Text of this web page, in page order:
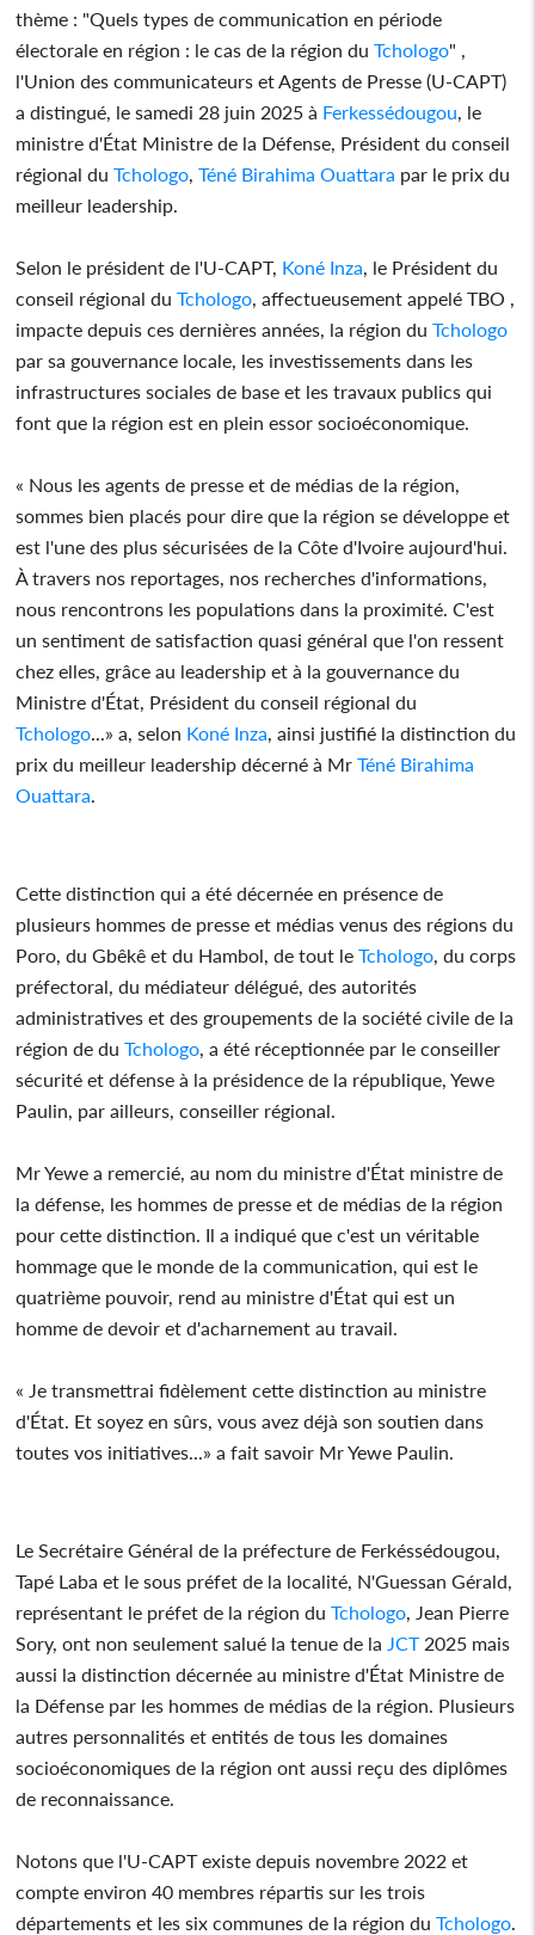
thème : "Quels types de communication en période
électorale en région : le cas de la région du Tchologo" ,
l'Union des communicateurs et Agents de Presse (U-CAPT)
a distingué, le samedi 28 juin 2025 à Ferkessédougou , le
ministre d'État Ministre de la Défense, Président du conseil
régional du Tchologo Téné Birahima Ouattara par le prix du
meilleur leadership.
Selon le président de l'U-CAPT, Koné Inza , le Président du
conseil régional du Tchologo , affectueusement appelé TBO ,
impacte depuis ces dernières années, la région du Tchologo
par sa gouvernance locale, les investissements dans les
infrastructures sociales de base et les travaux publics qui
font que la région est en plein essor socioéconomique.
« Nous les agents de presse et de médias de la région,
sommes bien placés pour dire que la région se développe et
est l'une des plus sécurisées de la Côte d'Ivoire aujourd'hui.
À travers nos reportages, nos recherches d'informations,
nous rencontrons les populations dans la proximité. C'est
un sentiment de satisfaction quasi général que l'on ressent
chez elles, grâce au leadership et à la gouvernance du
Ministre d'État, Président du conseil régional du
Tchologo ...» a, selon Koné Inza , ainsi justifié la distinction du
prix du meilleur leadership décerné à Mr Téné Birahima
Ouattara
Cette distinction qui a été décernée en présence de
plusieurs hommes de presse et médias venus des régions du
Poro, du Gbêkê et du Hambol, de tout le Tchologo , du corps
préfectoral, du médiateur délégué, des autorités
administratives et des groupements de la société civile de la
région de du Tchologo , a été réceptionnée par le conseiller
sécurité et défense à la présidence de la république, Yewe
Paulin, par ailleurs, conseiller régional.
Mr Yewe a remercié, au nom du ministre d'État ministre de
la défense, les hommes de presse et de médias de la région
pour cette distinction. Il a indiqué que c'est un véritable
hommage que le monde de la communication, qui est le
quatrième pouvoir, rend au ministre d'État qui est un
homme de devoir et d'acharnement au travail.
« Je transmettrai fidèlement cette distinction au ministre
d'État. Et soyez en sûrs, vous avez déjà son soutien dans
toutes vos initiatives...» a fait savoir Mr Yewe Paulin.
Le Secrétaire Général de la préfecture de Ferkéssédougou,
Tapé Laba et le sous préfet de la localité, N'Guessan Gérald,
représentant le préfet de la région du Tchologo , Jean Pierre
Sory, ont non seulement salué la tenue de la JCT2025 mais
aussi la distinction décernée au ministre d'État Ministre de
la Défense par les hommes de médias de la région. Plusieurs
autres personnalités et entités de tous les domaines
socioéconomiques de la région ont aussi reçu des diplômes
de reconnaissance.
Notons que l'U-CAPT existe depuis novembre 2022 et
compte environ 40 membres répartis sur les trois
départements et les six communes de la région du Tchologo